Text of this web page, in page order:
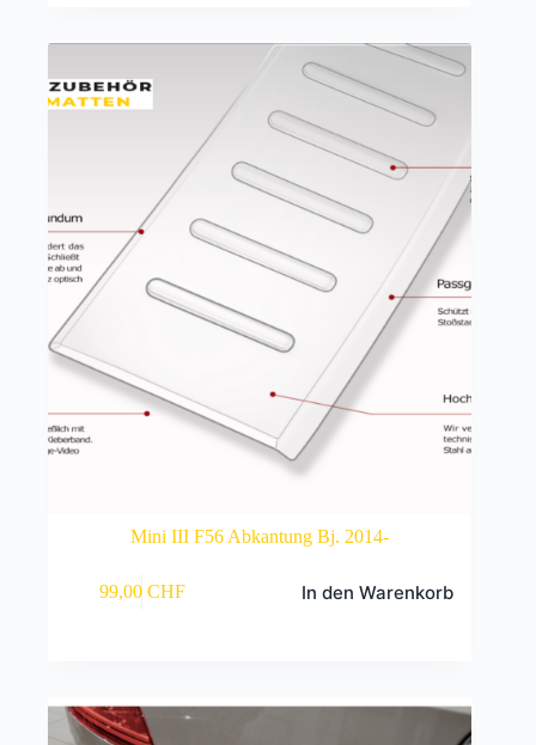
Mini III F56 Abkantung Bj. 2014-
99,00 CHF In den Warenkorb